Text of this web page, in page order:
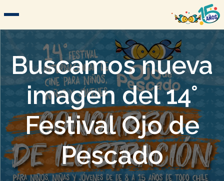
Buscamos nueva
imagen del 14°
Festival Ojo de
Pescado